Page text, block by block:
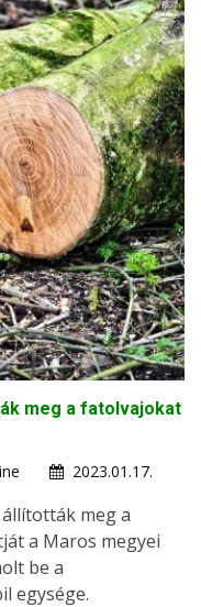
meg a fatolvajokat
2023.01.17.
meg a
a Maros megyei
be a
egysége.